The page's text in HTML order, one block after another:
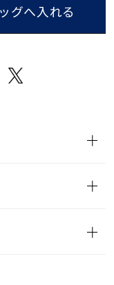
すべて表示
グへ入れる